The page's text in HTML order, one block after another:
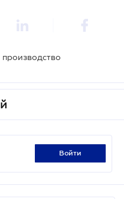
войти